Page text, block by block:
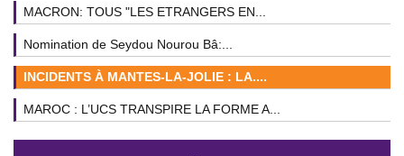
MACRON: TOUS "LES ETRANGERS EN...
Nomination de Seydou Nourou Bâ:...
INCIDENTS À MANTES-LA-JOLIE : LA....
MAROC : L’UCS TRANSPIRE LA FORME A...